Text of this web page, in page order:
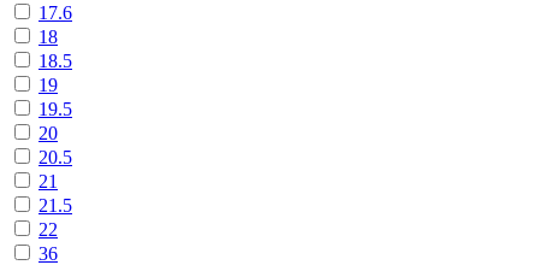
17.6
18
18.5
19
19.5
20
20.5
21
21.5
22
36